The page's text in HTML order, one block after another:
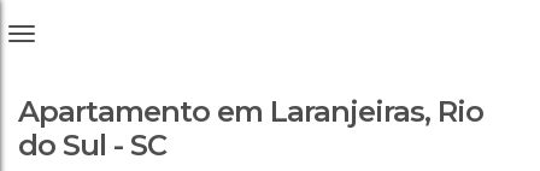
Apartamento em Laranjeiras, Rio
do Sul - SC